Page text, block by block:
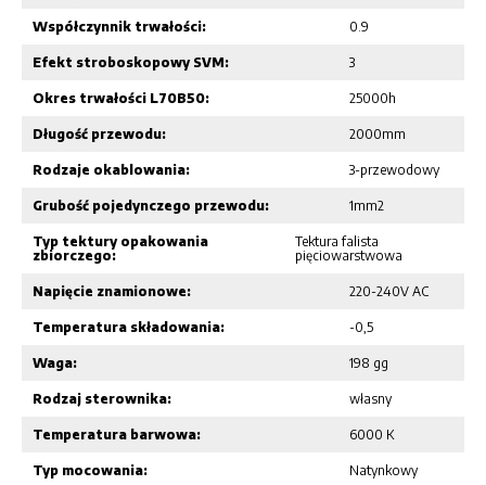
Współczynnik trwałości: 0.9
Efekt stroboskopowy SVM: 3
Okres trwałości L70B50: 25000h
Długość przewodu: 2000mm
Rodzaje okablowania: 3-przewodowy
Grubość pojedynczego przewodu: 1mm2
Typ tektury opakowania
zbiorczego:
Tektura falista
pięciowarstwowa
Napięcie znamionowe: 220-240V AC
Temperatura składowania: -0,5
Waga: 198 gg
Rodzaj sterownika: własny
Temperatura barwowa: 6000 K
Typ mocowania: Natynkowy